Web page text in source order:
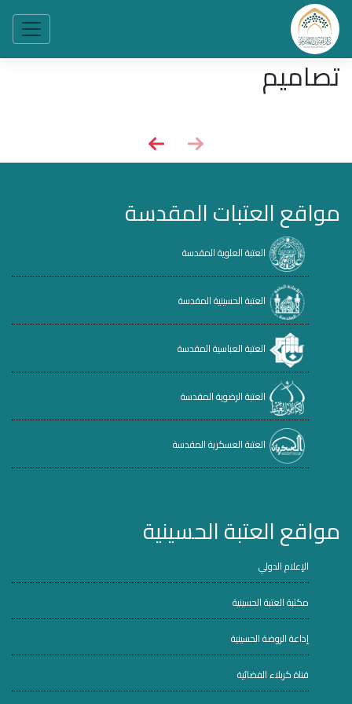
تصاميم
مواقع العتبات المقدسة
العتبة العلوية المقدسة
العتبة الحسينية المقدسة
العتبة العباسية المقدسة
العتبة الرضوية المقدسة
العتبة العسكرية المقدسة
مواقع العتبة الحسينية
الإعلام الدولي
مكتبة العتبة الحسينية
إذاعة الروضة الحسينية
قناة كربلاء الفضائية